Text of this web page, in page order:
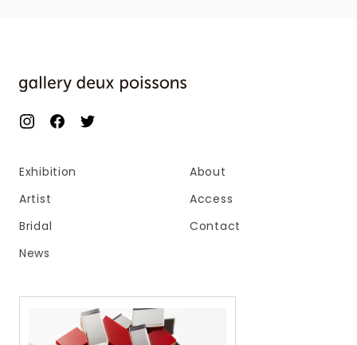
Exhibition
Artist
Bridal
News
About
Access
Contact